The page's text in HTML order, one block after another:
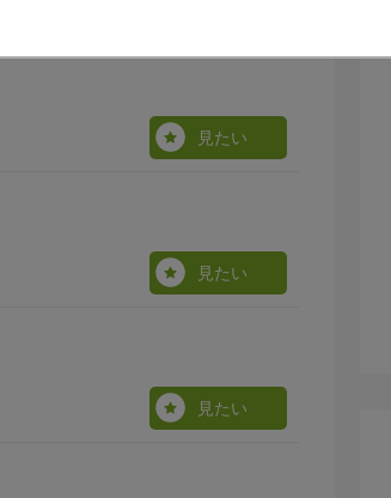
見たい
見たい
見たい